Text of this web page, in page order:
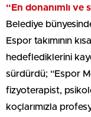
“En donanımlı
Belediye
Espor takımının
hedeflediklerini
sürdürdü; “Espor
fizyoterapist,
koçlarımızla